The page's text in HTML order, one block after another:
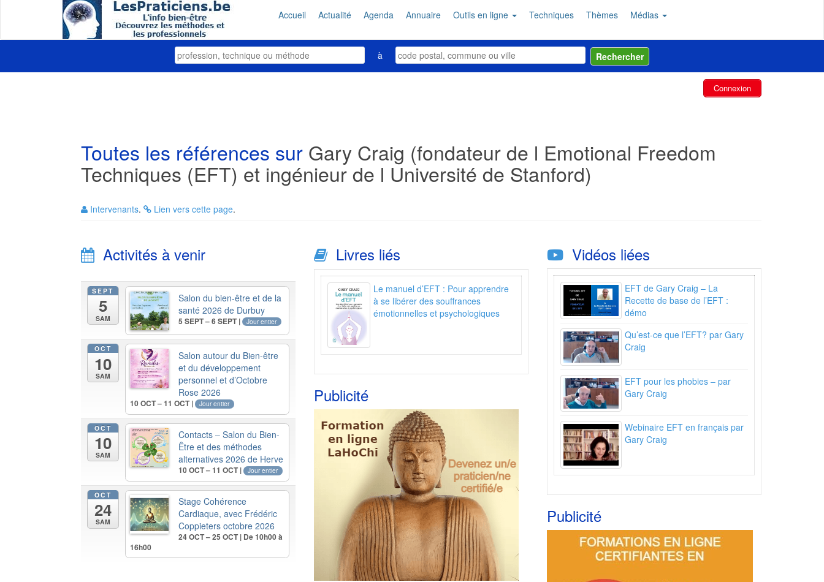
Accueil Actualité Agenda Annuaire Outils en ligne Techniques Thèmes Médias
à
Connexion
Toutes les références sur Gary Craig (fondateur de l Emotional Freedom
Techniques (EFT) et ingénieur de l Université de Stanford)
Intervenants. Lien vers cette page.
Activités à venir
SEPT
5
SAM
Salon du bien-être et de la
santé 2026 de Durbuy
5 SEPT – 6 SEPT | Jour entier
OCT
10
SAM
Salon autour du Bien-être
et du développement
personnel et d’Octobre
Rose 2026
10 OCT – 11 OCT | Jour entier
OCT
10
SAM
Contacts – Salon du Bien-
Être et des méthodes
alternatives 2026 de Herve
10 OCT – 11 OCT | Jour entier
OCT
24
SAM
Stage Cohérence
Cardiaque, avec Frédéric
Coppieters octobre 2026
24 OCT – 25 OCT | De 10h00 à
16h00
Livres liés
Le manuel d’EFT : Pour apprendre
à se libérer des souffrances
émotionnelles et psychologiques
Publicité
Vidéos liées
EFT de Gary Craig – La
Recette de base de l’EFT :
démo
Qu’est-ce que l’EFT? par Gary
Craig
EFT pour les phobies – par
Gary Craig
Webinaire EFT en français par
Gary Craig
Publicité